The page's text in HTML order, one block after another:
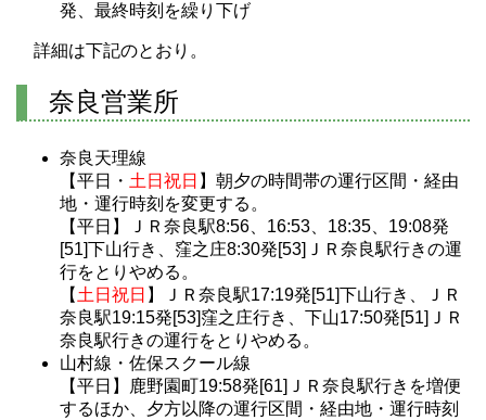
発、最終時刻を繰り下げ
詳細は下記のとおり。
奈良営業所
奈良天理線
【平日・ 土日祝日 】朝夕の時間帯の運行区間・経由
地・運行時刻を変更する。
【平日】ＪＲ奈良駅8:56、16:53、18:35、19:08発
[51]下山行き、窪之庄8:30発[53]ＪＲ奈良駅行きの運
行をとりやめる。
【 土日祝日 】ＪＲ奈良駅17:19発[51]下山行き、ＪＲ
奈良駅19:15発[53]窪之庄行き、下山17:50発[51]ＪＲ
奈良駅行きの運行をとりやめる。
山村線・佐保スクール線
【平日】鹿野園町19:58発[61]ＪＲ奈良駅行きを増便
するほか、夕方以降の運行区間・経由地・運行時刻